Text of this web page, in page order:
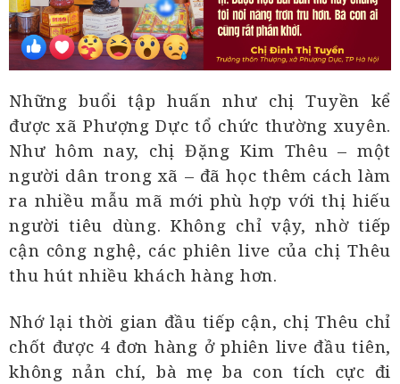
Những buổi tập huấn như chị Tuyền kể
được xã Phượng Dực tổ chức thường xuyên.
Như hôm nay, chị Đặng Kim Thêu – một
người dân trong xã – đã học thêm cách làm
ra nhiều mẫu mã mới phù hợp với thị hiếu
người tiêu dùng. Không chỉ vậy, nhờ tiếp
cận công nghệ, các phiên live của chị Thêu
thu hút nhiều khách hàng hơn.
Nhớ lại thời gian đầu tiếp cận, chị Thêu chỉ
chốt được 4 đơn hàng ở phiên live đầu tiên,
không nản chí, bà mẹ ba con tích cực đi